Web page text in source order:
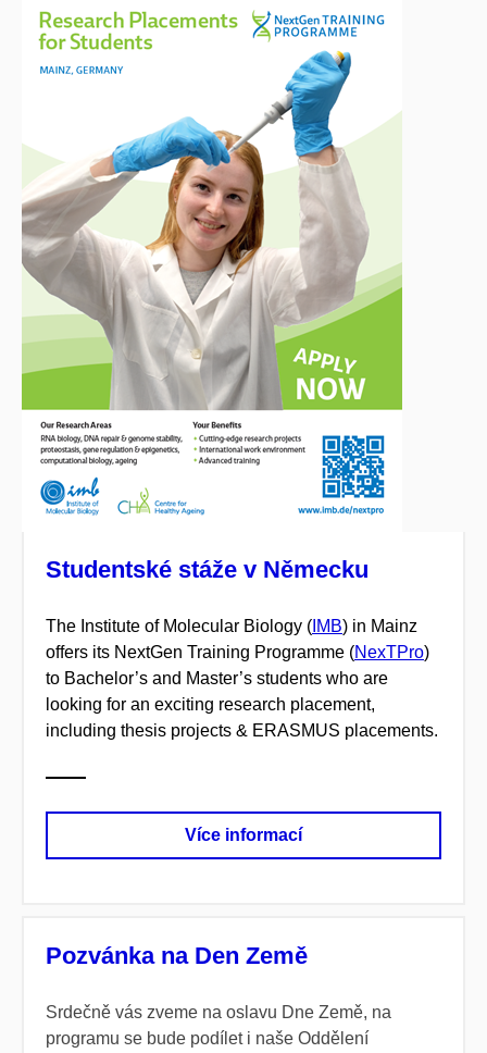
Studentské stáže v Německu
The Institute of Molecular Biology ( IMB) in Mainz
offers its NextGen Training Programme (NexTPro)
to Bachelor’s and Master’s students who are
looking for an exciting research placement,
including thesis projects & ERASMUS placements.
Více informací
Pozvánka na Den Země
Srdečně vás zveme na oslavu Dne Země, na
programu se bude podílet i naše Oddělení